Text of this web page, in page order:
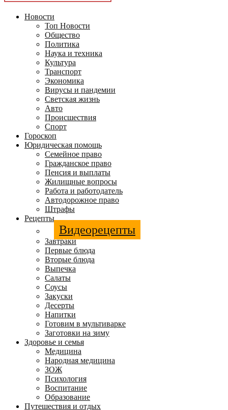
Новости
Топ Новости
Общество
Политика
Наука и техника
Культура
Транспорт
Экономика
Вирусы и пандемии
Светская жизнь
Авто
Происшествия
Спорт
Гороскоп
Юридическая помощь
Семейное право
Гражданское право
Пенсия и выплаты
Жилищные вопросы
Работа и работодатель
Автодорожное право
Штрафы
Рецепты
Видеорецепты
Завтраки
Первые блюда
Вторые блюда
Выпечка
Салаты
Соусы
Закуски
Десерты
Напитки
Готовим в мультиварке
Заготовки на зиму
Здоровье и семья
Медицина
Народная медицина
ЗОЖ
Психология
Воспитание
Образование
Путешествия и отдых